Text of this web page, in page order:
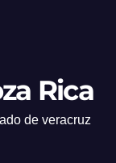
Rica
de veracruz